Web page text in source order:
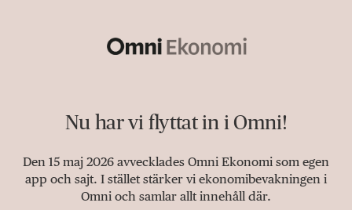
Nu har vi flyttat in i Omni!
Den 15 maj 2026 avvecklades Omni Ekonomi som egen
app och sajt. I stället stärker vi ekonomibevakningen i
Omni och samlar allt innehåll där.